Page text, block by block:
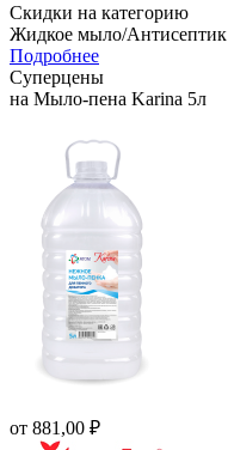
Скидки на категорию
Жидкое мыло/Антисептик
Подробнее
Суперцены
на Мыло-пена Karina 5л
от 881,00 ₽